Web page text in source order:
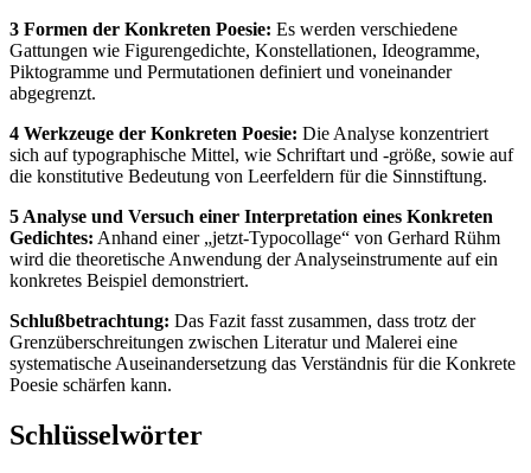
3 Formen der Konkreten Poesie: Es werden verschiedene
Gattungen wie Figurengedichte, Konstellationen, Ideogramme,
Piktogramme und Permutationen definiert und voneinander
abgegrenzt.
4 Werkzeuge der Konkreten Poesie: Die Analyse konzentriert
sich auf typographische Mittel, wie Schriftart und -größe, sowie auf
die konstitutive Bedeutung von Leerfeldern für die Sinnstiftung.
5 Analyse und Versuch einer Interpretation eines Konkreten
Gedichtes: Anhand einer „jetzt-Typocollage“ von Gerhard Rühm
wird die theoretische Anwendung der Analyseinstrumente auf ein
konkretes Beispiel demonstriert.
Schlußbetrachtung: Das Fazit fasst zusammen, dass trotz der
Grenzüberschreitungen zwischen Literatur und Malerei eine
systematische Auseinandersetzung das Verständnis für die Konkrete
Poesie schärfen kann.
Schlüsselwörter